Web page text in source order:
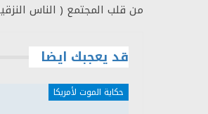
من قلب المجتمع ( الناس
قد يعجبك ايضا
حكاية الموت لأمريكا